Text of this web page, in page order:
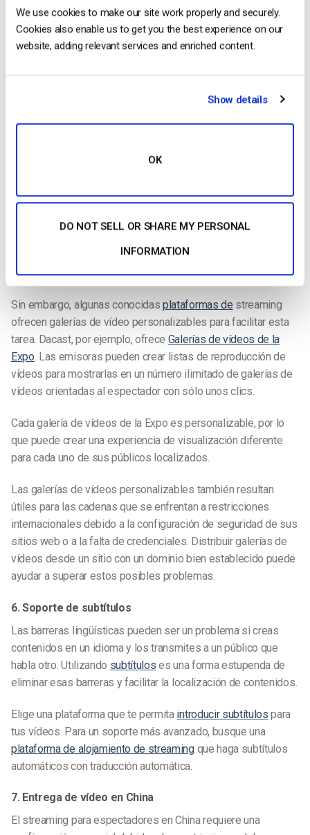
We use cookies to make our site work properly and securely.
Cookies also enable us to get you the best experience on our
website, adding relevant services and enriched content.
Show details
OK
DO NOT SELL OR SHARE MY PERSONAL
INFORMATION
4. Conversión de divisas en Paywall
Al igual que el idioma de las páginas de cara al espectador, su
entender exactamente cuánto cuesta el acceso a su
la experiencia de sus espectadores internacionales.
5. Galerías de vídeo personalizables
Si está creando una experiencia de streaming localizada para
sitios web para adaptar la experiencia a los distintos
espectadores puede resultar complejo y costoso.
Sin embargo, algunas conocidasplataformas de streaming
ofrecen galerías de vídeo personalizables para facilitar esta
tarea. Dacast, por ejemplo, ofrece Galerías de vídeos de la
Expo. Las emisoras pueden crear listas de reproducción de
vídeos para mostrarlas en un número ilimitado de galerías de
vídeos orientadas al espectador con sólo unos clics.
Cada galería de vídeos de la Expo es personalizable, por lo
que puede crear una experiencia de visualización diferente
para cada uno de sus públicos localizados.
Las galerías de vídeos personalizables también resultan
útiles para las cadenas que se enfrentan a restricciones
internacionales debido a la configuración de seguridad de sus
sitios web o a la falta de credenciales. Distribuir galerías de
vídeos desde un sitio con un dominio bien establecido puede
ayudar a superar estos posibles problemas.
6. Soporte de subtítulos
Las barreras lingüísticas pueden ser un problema si creas
contenidos en un idioma y los transmites a un público que
habla otro. Utilizando subtítulos es una forma estupenda de
eliminar esas barreras y facilitar la localización de contenidos.
Elige una plataforma que te permita introducir subtítulos para
tus vídeos. Para un soporte más avanzado, busque una
plataforma de alojamiento de streamingque haga subtítulos
automáticos con traducción automática.
7. Entrega de vídeo en China
El streaming para espectadores en China requiere una